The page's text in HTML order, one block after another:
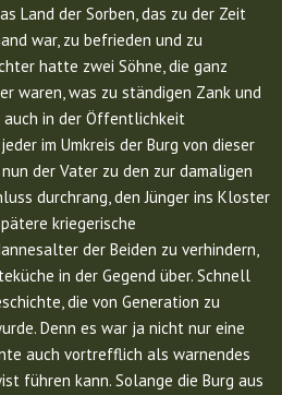
Land der Sorben, das zu der Zeit
war, zu befrieden und zu
hatte zwei Söhne, die ganz
waren, was zu ständigen Zank und
in der Öffentlichkeit
im Umkreis der Burg von dieser
der Vater zu den zur damaligen
durchrang, den Jünger ins Kloster
kriegerische
der Beiden zu verhindern,
in der Gegend über. Schnell
die von Generation zu
Denn es war ja nicht nur eine
auch vortrefflich als warnendes
führen kann. Solange die Burg aus